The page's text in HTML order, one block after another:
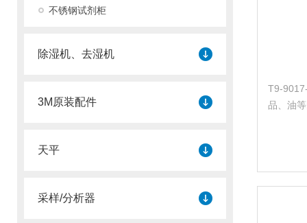
不锈钢试剂柜
除湿机、去湿机
3M原装配件
天平
采样/分析器
T9-
品、油